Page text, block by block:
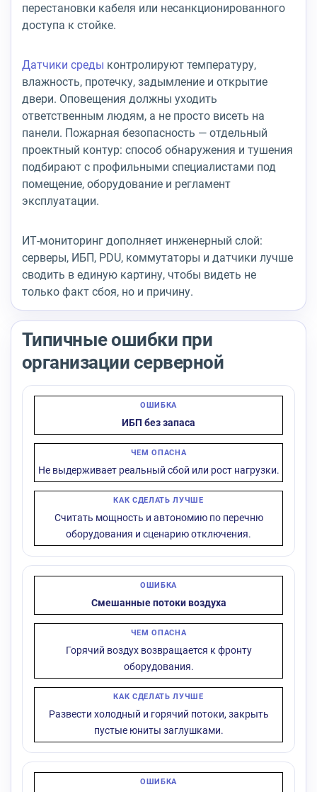
перестановки кабеля или несанкционированного
доступа к стойке.
Датчики среды контролируют температуру,
влажность, протечку, задымление и открытие
двери. Оповещения должны уходить
ответственным людям, а не просто висеть на
панели. Пожарная безопасность — отдельный
проектный контур: способ обнаружения и тушения
подбирают с профильными специалистами под
помещение, оборудование и регламент
эксплуатации.
ИТ-мониторинг дополняет инженерный слой:
серверы, ИБП, PDU, коммутаторы и датчики лучше
сводить в единую картину, чтобы видеть не
только факт сбоя, но и причину.
Типичные ошибки при
организации серверной
ИБП без запаса
Не выдерживает реальный сбой или рост нагрузки.
Считать мощность и автономию по перечню
оборудования и сценарию отключения.
Смешанные потоки воздуха
Горячий воздух возвращается к фронту
оборудования.
Развести холодный и горячий потоки, закрыть
пустые юниты заглушками.